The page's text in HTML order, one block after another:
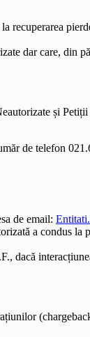
recuperarea
dar care, din
și
de telefon
de email:
a condus
dacă